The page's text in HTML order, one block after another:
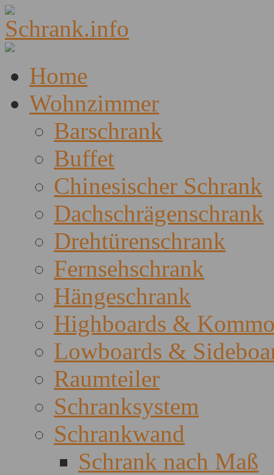
Home
Wohnzimmer
Barschrank
Buffet
Chinesischer Schrank
Dachschrägenschrank
Drehtürenschrank
Fernsehschrank
Hängeschrank
Highboards &
Lowboards &
Raumteiler
Schranksystem
Schrankwand
Schrank nach Maß